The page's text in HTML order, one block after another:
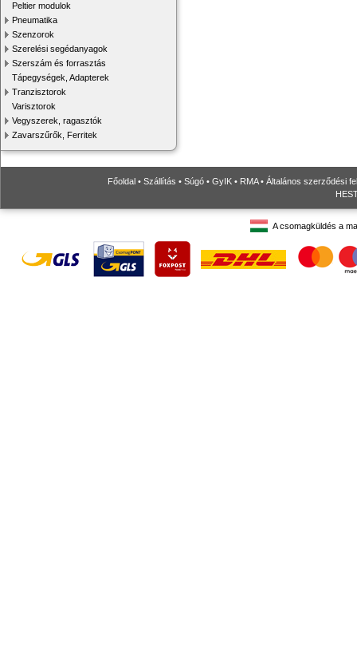
Peltier modulok
Pneumatika
Szenzorok
Szerelési segédanyagok
Szerszám és forrasztás
Tápegységek, Adapterek
Tranzisztorok
Varisztorok
Vegyszerek, ragasztók
Zavarszűrők, Ferritek
Főoldal • Szállítás • Súgó • GyIK • RMA• Általános szerződési
A csomagküldés a